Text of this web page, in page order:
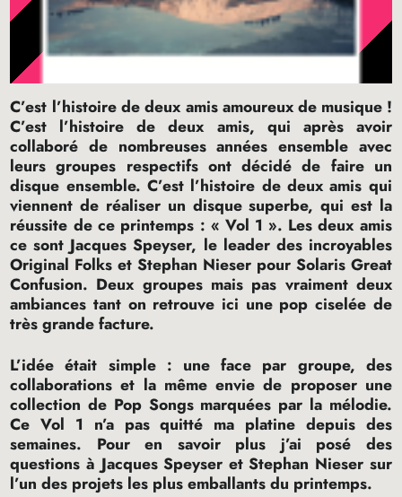
C’est l’histoire de deux amis amoureux de musique !
C’est l’histoire de deux amis, qui après avoir
collaboré de nombreuses années ensemble avec
leurs groupes respectifs ont décidé de faire un
disque ensemble. C’est l’histoire de deux amis qui
viennent de réaliser un disque superbe, qui est la
réussite de ce printemps : « Vol 1 ». Les deux amis
ce sont Jacques Speyser, le leader des incroyables
Original Folks et Stephan Nieser pour Solaris Great
Confusion. Deux groupes mais pas vraiment deux
ambiances tant on retrouve ici une pop ciselée de
très grande facture.
L’idée était simple : une face par groupe, des
collaborations et la même envie de proposer une
collection de Pop Songs marquées par la mélodie.
Ce Vol 1 n’a pas quitté ma platine depuis des
semaines. Pour en savoir plus j’ai posé des
questions à Jacques Speyser et Stephan Nieser sur
l’un des projets les plus emballants du printemps.